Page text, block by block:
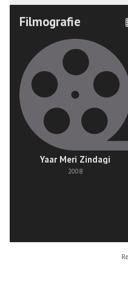
Filmografie
Yaar Meri Zindagi
2008